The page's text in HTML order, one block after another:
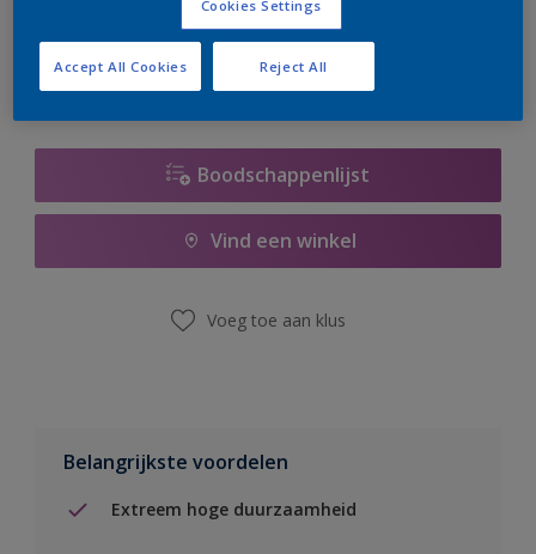
er hard aan om de voorraad aan te vullen.
Boodschappenlijst
Vind een winkel
Voeg toe aan klus
Belangrijkste voordelen
Extreem hoge duurzaamheid
Cookies Settings
Reject All
Accept All Cookies